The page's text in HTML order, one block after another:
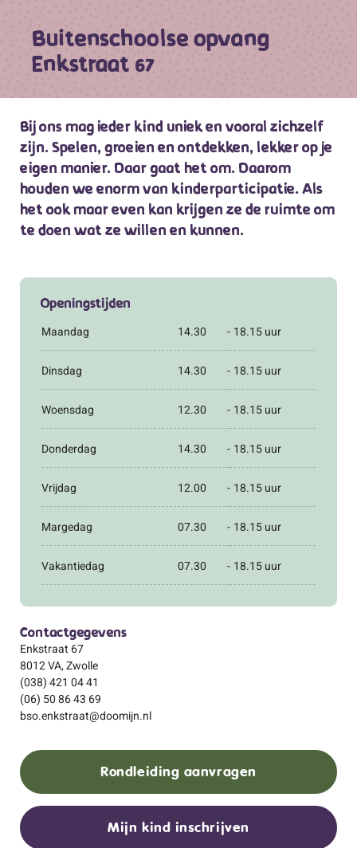
Buitenschoolse opvang
Enkstraat 67
Bij ons mag ieder kind uniek en vooral zichzelf
zijn. Spelen, groeien en ontdekken, lekker op je
eigen manier. Daar gaat het om. Daarom
houden we enorm van kinderparticipatie. Als
het ook maar even kan krijgen ze de ruimte om
te doen wat ze willen en kunnen.
Openingstijden
Maandag 14.30 - 18.15 uur
Dinsdag 14.30 - 18.15 uur
Woensdag 12.30 - 18.15 uur
Donderdag 14.30 - 18.15 uur
Vrijdag 12.00 - 18.15 uur
Margedag 07.30 - 18.15 uur
Vakantiedag 07.30 - 18.15 uur
Contactgegevens
Enkstraat 67
8012 VA, Zwolle
(038) 421 04 41
(06) 50 86 43 69
bso.enkstraat@doomijn.nl
Rondleiding aanvragen
Mijn kind inschrijven